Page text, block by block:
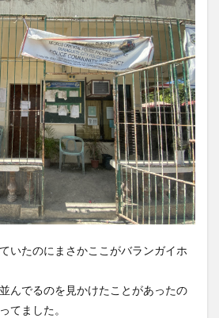
いたのにまさかここがバランガイホ
んでるのを見かけたことがあったの
てました。